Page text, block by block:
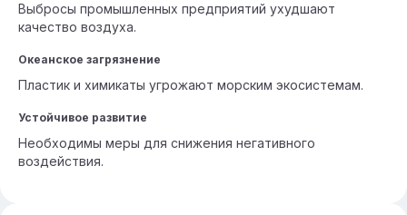
Выбросы промышленных предприятий ухудшают
качество воздуха.
Океанское загрязнение
Пластик и химикаты угрожают морским экосистемам.
Устойчивое развитие
Необходимы меры для снижения негативного
воздействия.